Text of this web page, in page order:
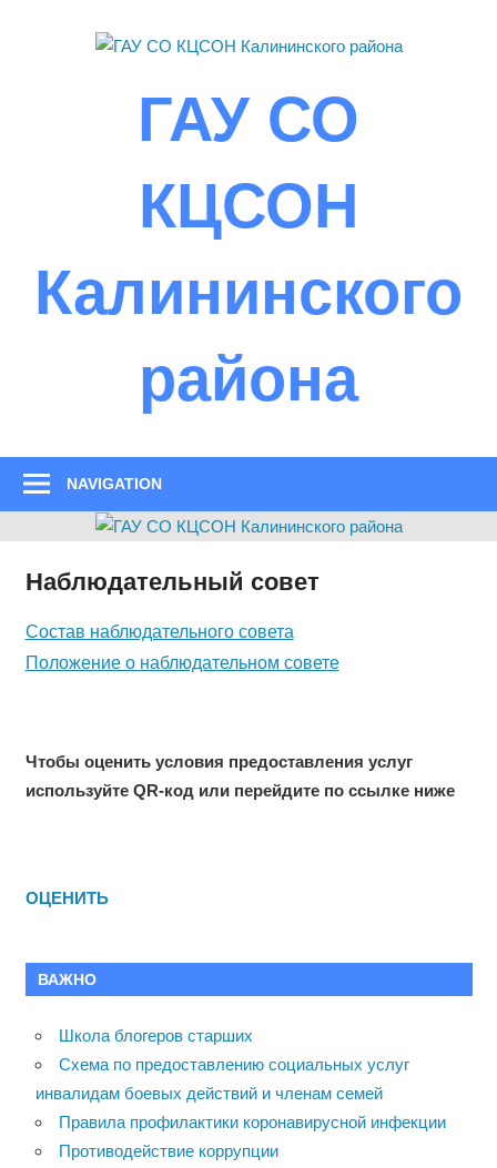
ГАУ СО
КЦСОН
Калининского
района
NAVIGATION
Наблюдательный совет
Состав наблюдательного совета
Положение о наблюдательном совете
Чтобы оценить условия предоставления услуг
используйте QR-код или перейдите по ссылке ниже
ОЦЕНИТЬ
ВАЖНО
Школа блогеров старших
Схема по предоставлению социальных услуг
инвалидам боевых действий и членам семей
Правила профилактики коронавирусной инфекции
Противодействие коррупции